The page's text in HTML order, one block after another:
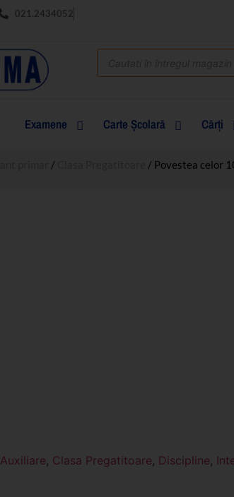
021.2434052
Examene Carte Şcolară Cărţi
/ / Povestea celor
Auxiliare, Clasa Pregatitoare, Discipline,